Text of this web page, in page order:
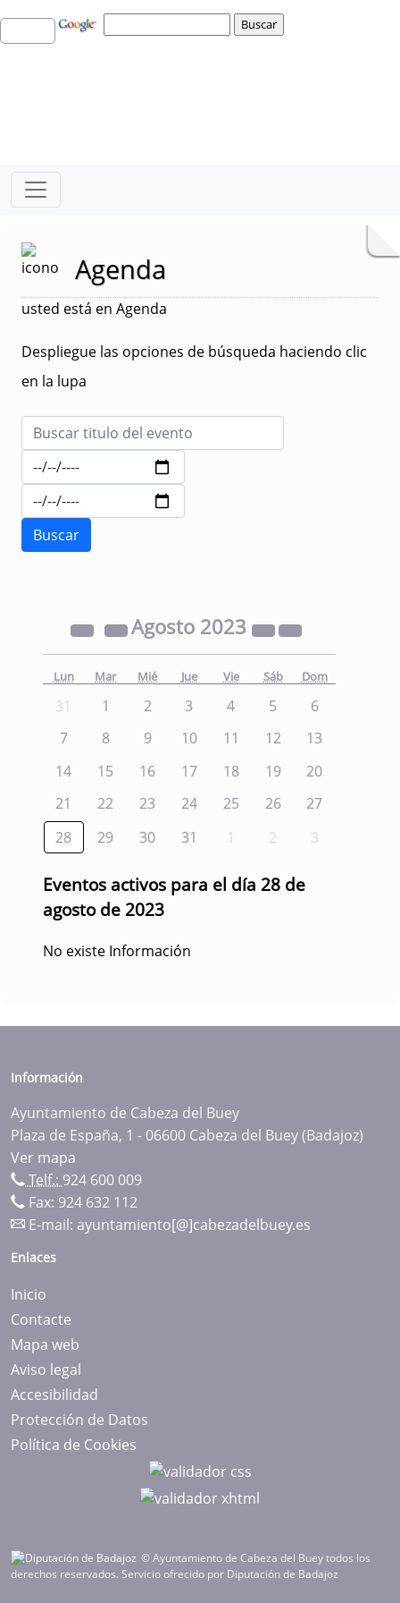
Agenda
usted está en Agenda
Despliegue las opciones de búsqueda haciendo clic
en la lupa
Agosto 2023
Lun Mar Mié Jue Vie Sáb Dom
31 1 2 3 4 5
6
7
8 9 10 11 12
13
14
15 16 17 18 19
20
21
22 23 24 25 26
27
28
29 30 31 1 2 3
Eventos activos para el día 28 de
agosto de 2023
No existe Información
Información
Ayuntamiento de Cabeza del Buey
Plaza de España, 1 - 06600 Cabeza del Buey (Badajoz)
Ver mapa
Telf.: 924 600 009
Fax: 924 632 112
E-mail: ayuntamiento[@]cabezadelbuey.es
Enlaces
Inicio
Contacte
Mapa web
Aviso legal
Accesibilidad
Protección de Datos
Política de Cookies
© Ayuntamiento de Cabeza del Buey todos los
derechos reservados. Servicio ofrecido por Diputación de Badajoz